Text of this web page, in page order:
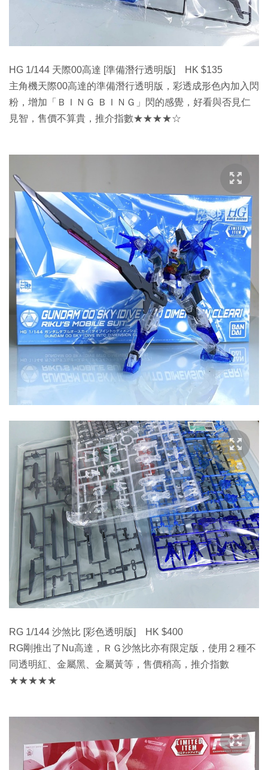
HG 1/144 天際00高達 [準備潛行透明版] HK $135
主角機天際00高達的準備潛行透明版，彩透成形色內加入閃
粉，增加「ＢＩＮＧ ＢＩＮＧ」閃的感覺，好看與否見仁
見智，售價不算貴，推介指數★★★★☆
RG 1/144 沙煞比 [彩色透明版] HK $400
RG剛推出了Nu高達，ＲＧ沙煞比亦有限定版，使用２種不
同透明紅、金屬黑、金屬黃等，售價稍高，推介指數
★★★★★